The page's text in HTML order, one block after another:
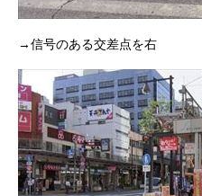
→信号のある交差点を右